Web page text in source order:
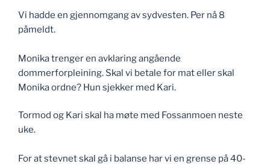
Vi hadde en gjennomgang av sydvesten. Per nå 8
påmeldt.
Monika trenger en avklaring angående
dommerforpleining. Skal vi betale for mat eller skal
Monika ordne? Hun sjekker med Kari.
Tormod og Kari skal ha møte med Fossanmoen neste
uke.
For at stevnet skal gå i balanse har vi en grense på 40-